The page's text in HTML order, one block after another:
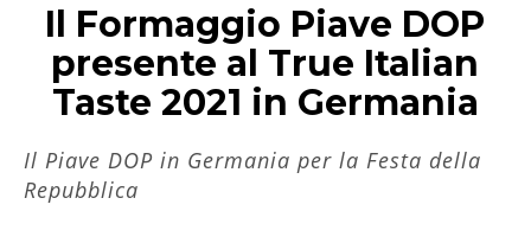
Il Formaggio Piave DOP
presente al True Italian
Taste 2021 in Germania
Il Piave DOP in Germania per la Festa della
Repubblica